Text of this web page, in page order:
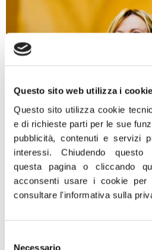
Questo sito web utilizza i cookie
Questo sito utilizza cookie
e di richieste parti per le sue
pubblicità, contenuti e servizi
interessi.Chiudendo questo
questa pagina o cliccando
acconsenti usare i cookie per
consultare l'informativa sulla
Necessario
“Gli ultimi dati Istat confermano
la disoccupazione scende ai
registrati dall’inizio delle
l’occupazione continua a
sistema produttivo italiano più